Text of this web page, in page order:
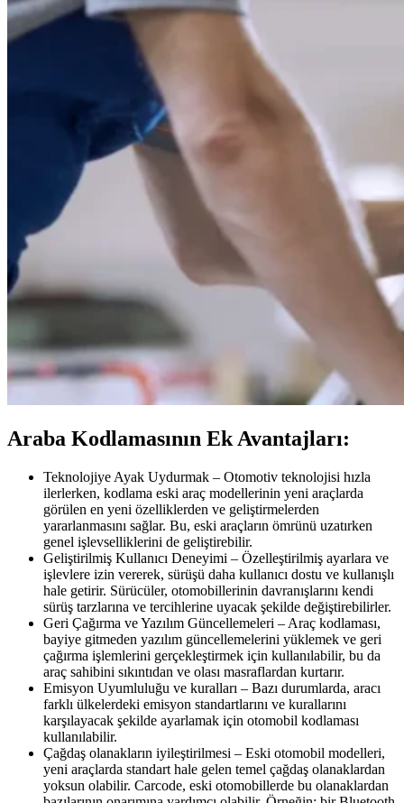
Araba Kodlamasının Ek Avantajları:
Teknolojiye Ayak Uydurmak – Otomotiv teknolojisi hızla
ilerlerken, kodlama eski araç modellerinin yeni araçlarda
görülen en yeni özelliklerden ve geliştirmelerden
yararlanmasını sağlar. Bu, eski araçların ömrünü uzatırken
genel işlevselliklerini de geliştirebilir.
Geliştirilmiş Kullanıcı Deneyimi – Özelleştirilmiş ayarlara ve
işlevlere izin vererek, sürüşü daha kullanıcı dostu ve kullanışlı
hale getirir. Sürücüler, otomobillerinin davranışlarını kendi
sürüş tarzlarına ve tercihlerine uyacak şekilde değiştirebilirler.
Geri Çağırma ve Yazılım Güncellemeleri – Araç kodlaması,
bayiye gitmeden yazılım güncellemelerini yüklemek ve geri
çağırma işlemlerini gerçekleştirmek için kullanılabilir, bu da
araç sahibini sıkıntıdan ve olası masraflardan kurtarır.
Emisyon Uyumluluğu ve kuralları – Bazı durumlarda, aracı
farklı ülkelerdeki emisyon standartlarını ve kurallarını
karşılayacak şekilde ayarlamak için otomobil kodlaması
kullanılabilir.
Çağdaş olanakların iyileştirilmesi – Eski otomobil modelleri,
yeni araçlarda standart hale gelen temel çağdaş olanaklardan
yoksun olabilir. Carcode, eski otomobillerde bu olanaklardan